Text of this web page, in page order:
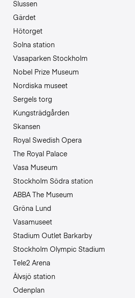
Slussen
Gärdet
Hötorget
Solna station
Vasaparken Stockholm
Nobel Prize Museum
Nordiska museet
Sergels torg
Kungsträdgården
Skansen
Royal Swedish Opera
The Royal Palace
Vasa Museum
Stockholm Södra station
ABBA The Museum
Gröna Lund
Vasamuseet
Stadium Outlet Barkarby
Stockholm Olympic Stadium
Tele2 Arena
Älvsjö station
Odenplan